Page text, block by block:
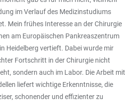
im Verlauf des Medizinstudiums
Mein frühes Interesse an der Chirurgie
am Europäischen Pankreaszentrum
Heidelberg vertieft. Dabei wurde mir
Fortschritt in der Chirurgie nicht
sondern auch im Labor. Die Arbeit mit
liefert wichtige Erkenntnisse, die
schonender und effizienter zu